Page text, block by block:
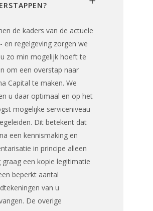
de kaders van de actuele
en regelgeving zorgen we
zo min mogelijk hoeft te
om een overstap naar
Capital te maken. We
u daar optimaal en op het
mogelijke serviceniveau
Dit betekent dat
een kennismaking en
in principe alleen
graag een kopie legitimatie
beperkt aantal
van u
De overige